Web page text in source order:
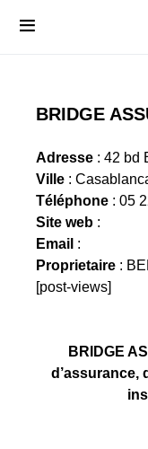
BRIDGE
Adresse : 42 bd
Ville :
Téléphone : 05
Site web :
Email :
Proprietaire :
[post-views]
BRIDGE
d’assurance,